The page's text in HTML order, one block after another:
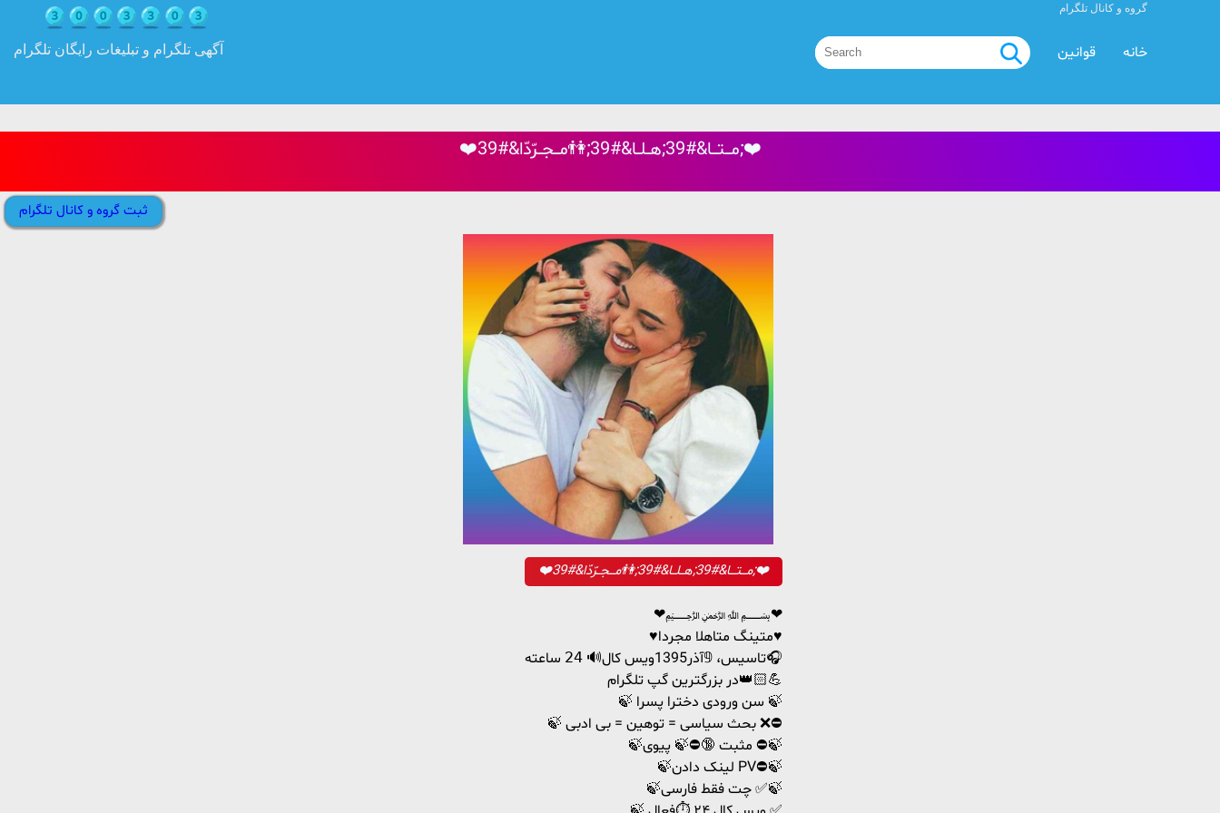
آگهی تلگرام و تبلیغات رایگان تلگرام
گروه و کانال تلگرام
قوانین خانه
❤️مـــتـــا&#39;هــلــا&#39;👫مـــجــرّدّا&#39;❤️
ثبت گروه و کانال تلگرام
❤️مـــتـــا&#39;هــلــا&#39;👫مـــجــرّدّا&#39;❤️
❤﷽❤
♥متینگ متاهلا مجردا♥
تاسیس، 𝟡آذر1395ويس كال🔊 𝟤𝟦 ساعته🎧
در بزرگترین گپ تلگرام👑💪🏻
🍃 سن ورودی دخترا پسرا 🍃
🍃 بحث سیاسی = توهین = بی ادبی ❌⛔
🍃مثبت 🔞⛔🍃 پیوی ⛔🍃
🍃لینک دادن PV⛔🍃
🍃چت فقط فارسی ✅🍃